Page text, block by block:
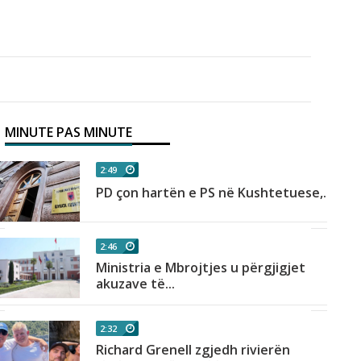
MINUTE PAS MINUTE
2:49
PD çon hartën e PS në Kushtetuese,...
2:46
Ministria e Mbrojtjes u përgjigjet
akuzave të...
2:32
Richard Grenell zgjedh rivierën